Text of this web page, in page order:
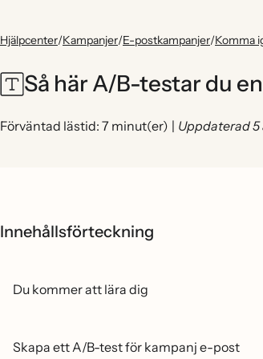
Hjälpcenter/Kampanjer/E-postkampanjer/Komma
Så här A/B-testar du
Förväntad lästid: 7 minut(er) | Uppdaterad
Innehållsförteckning
Du kommer att lära dig
Skapa ett A/B-test för kampanj e-post